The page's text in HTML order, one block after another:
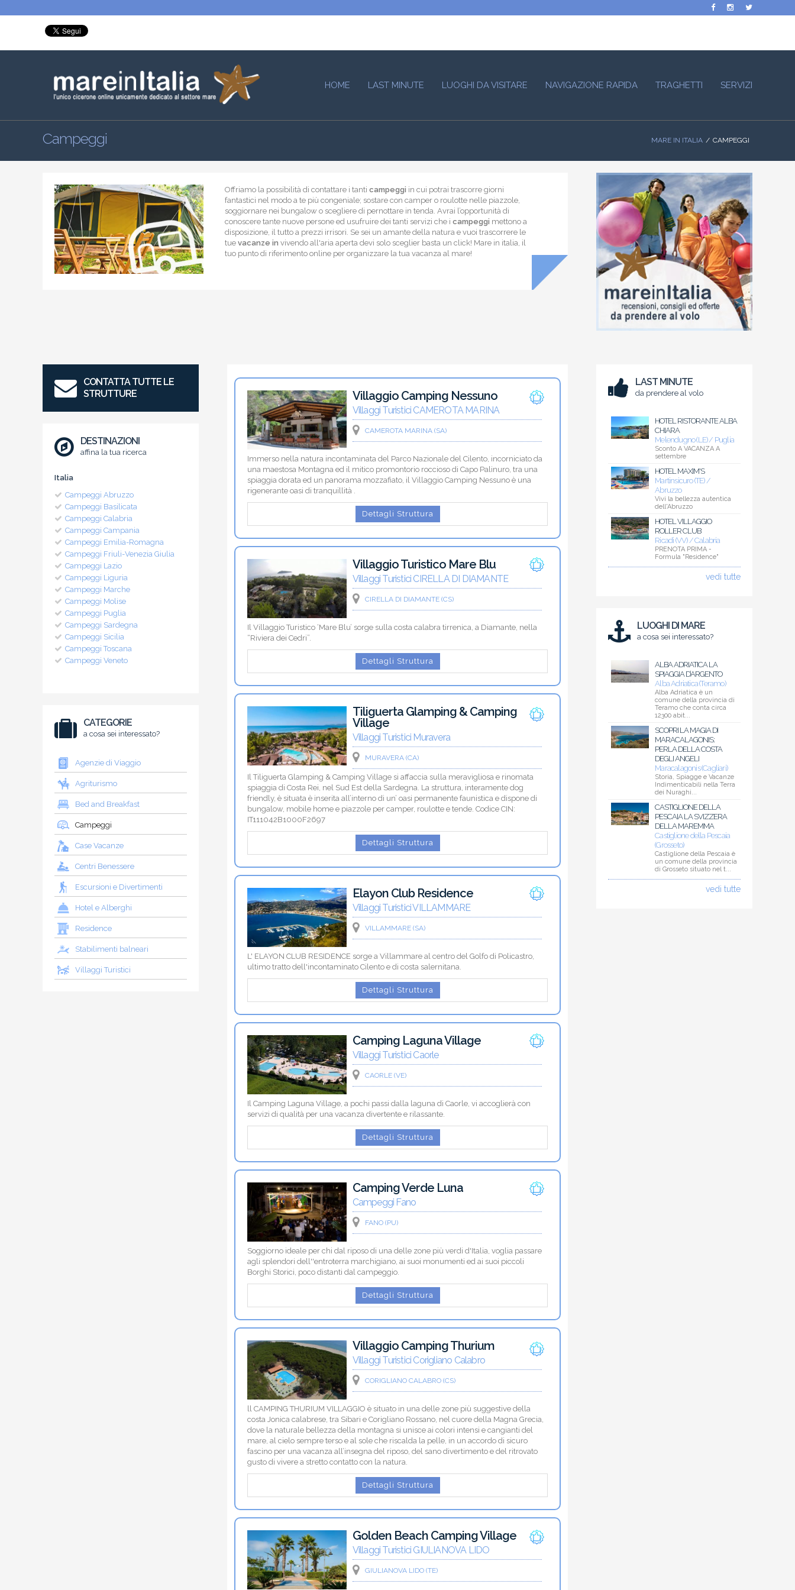
HOME LAST MINUTE LUOGHI DA VISITARE NAVIGAZIONE RAPIDA TRAGHETTI SERVIZI
Campeggi MARE IN ITALIA CAMPEGGI
Offriamo la possibilità di contattare i tanti campeggi in cui potrai trascorre giorni
fantastici nel modo a te più congeniale; sostare con camper o roulotte nelle piazzole,
soggiornare nei bungalow o scegliere di pernottare in tenda. Avrai l’opportunità di
conoscere tante nuove persone ed usufruire dei tanti servizi che i campeggi mettono a
disposizione, il tutto a prezzi irrisori. Se sei un amante della natura e vuoi trascorrere le
tue vacanze in vivendo all'aria aperta devi solo sceglier basta un click! Mare in italia, il
tuo punto di riferimento online per organizzare la tua vacanza al mare!
CONTATTA TUTTE LE
STRUTTURE
DESTINAZIONI
affina la tua ricerca
Italia
Campeggi Abruzzo
Campeggi Basilicata
Campeggi Calabria
Campeggi Campania
Campeggi Emilia-Romagna
Campeggi Friuli-Venezia Giulia
Campeggi Lazio
Campeggi Liguria
Campeggi Marche
Campeggi Molise
Campeggi Puglia
Campeggi Sardegna
Campeggi Sicilia
Campeggi Toscana
Campeggi Veneto
CATEGORIE
a cosa sei interessato?
Agenzie di Viaggio
Agriturismo
Bed and Breakfast
Campeggi
Case Vacanze
Centri Benessere
Escursioni e Divertimenti
Hotel e Alberghi
Residence
Stabilimenti balneari
Villaggi Turistici
Villaggio Camping Nessuno
Villaggi Turistici CAMEROTA MARINA
CAMEROTA MARINA (SA)
Immerso nella natura incontaminata del Parco Nazionale del Cilento, incorniciato da
una maestosa Montagna ed il mitico promontorio roccioso di Capo Palinuro, tra una
spiaggia dorata ed un panorama mozzafiato, il Villaggio Camping Nessuno è una
rigenerante oasi di tranquillità .
Dettagli Struttura
Villaggio Turistico Mare Blu
Villaggi Turistici CIRELLA DI DIAMANTE
CIRELLA DI DIAMANTE (CS)
Il Villaggio Turistico ‘Mare Blu’ sorge sulla costa calabra tirrenica, a Diamante, nella
“Riviera dei Cedri”.
Dettagli Struttura
Tiliguerta Glamping & Camping
Village
Villaggi Turistici Muravera
MURAVERA (CA)
Il Tiliguerta Glamping & Camping Village si affaccia sulla meravigliosa e rinomata
spiaggia di Costa Rei, nel Sud Est della Sardegna. La struttura, interamente dog
friendly, è situata è inserita all’interno di un’ oasi permanente faunistica e dispone di
bungalow, mobile home e piazzole per camper, roulotte e tende. Codice CIN:
IT111042B1000F2697
Dettagli Struttura
Elayon Club Residence
Villaggi Turistici VILLAMMARE
VILLAMMARE (SA)
L' ELAYON CLUB RESIDENCE sorge a Villammare al centro del Golfo di Policastro,
ultimo tratto dell'incontaminato Cilento e di costa salernitana.
Dettagli Struttura
Camping Laguna Village
Villaggi Turistici Caorle
CAORLE (VE)
Il Camping Laguna Village, a pochi passi dalla laguna di Caorle, vi accoglierà con
servizi di qualità per una vacanza divertente e rilassante.
Dettagli Struttura
Camping Verde Luna
Campeggi Fano
FANO (PU)
Soggiorno ideale per chi dal riposo di una delle zone più verdi d'Italia, voglia passare
agli splendori dell''entroterra marchigiano, ai suoi monumenti ed ai suoi piccoli
Borghi Storici, poco distanti dal campeggio.
Dettagli Struttura
Villaggio Camping Thurium
Villaggi Turistici Corigliano Calabro
CORIGLIANO CALABRO (CS)
ll CAMPING THURIUM VILLAGGIO è situato in una delle zone più suggestive della
costa Jonica calabrese, tra Sibari e Corigliano Rossano, nel cuore della Magna Grecia,
dove la naturale bellezza della montagna si unisce ai colori intensi e cangianti del
mare, al cielo sempre terso e al sole che riscalda la pelle, in un accordo di sicuro
fascino per una vacanza all’insegna del riposo, del sano divertimento e del ritrovato
gusto di vivere a stretto contatto con la natura.
Dettagli Struttura
Golden Beach Camping Village
Villaggi Turistici GIULIANOVA LIDO
GIULIANOVA LIDO (TE)
LAST MINUTE
da prendere al volo
HOTEL RISTORANTE ALBA
CHIARA
Melendugno (LE) / Puglia
Sconto A VACANZA A
settembre
HOTEL MAXIM'S
Martinsicuro (TE) /
Abruzzo
Vivi la bellezza autentica
dell'Abruzzo
HOTEL VILLAGGIO
ROLLER CLUB
Ricadi (VV) / Calabria
PRENOTA PRIMA -
Formula "Residence"
vedi tutte
LUOGHI DI MARE
a cosa sei interessato?
ALBA ADRIATICA LA
SPIAGGIA D’ARGENTO
Alba Adriatica (Teramo)
Alba Adriatica è un
comune della provincia di
Teramo che conta circa
12300 abit...
SCOPRI LA MAGIA DI
MARACALAGONIS:
PERLA DELLA COSTA
DEGLI ANGELI
Maracalagonis (Cagliari)
Storia, Spiagge e Vacanze
Indimenticabili nella Terra
dei Nuraghi...
CASTIGLIONE DELLA
PESCAIA LA SVIZZERA
DELLA MAREMMA
Castiglione della Pescaia
(Grosseto)
Castiglione della Pescaia è
un comune della provincia
di Grosseto situato nel t...
vedi tutte